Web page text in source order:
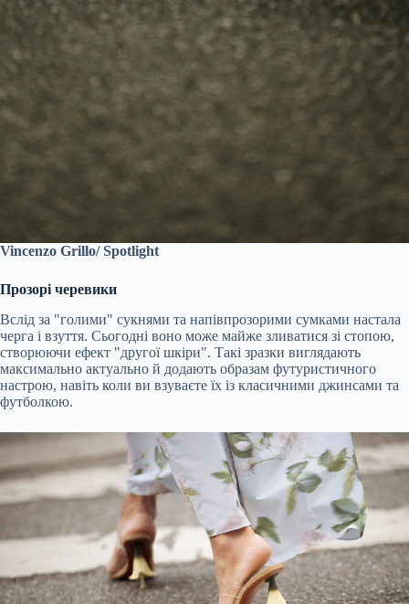
Vincenzo Grillo/ Spotlight
Прозорі черевики
Вслід за "голими" сукнями та напівпрозорими сумками настала
черга і взуття. Сьогодні воно може майже зливатися зі стопою,
створюючи ефект "другої шкіри". Такі зразки виглядають
максимально актуально й додають образам футуристичного
настрою, навіть коли ви взуваєте їх із класичними джинсами та
футболкою.